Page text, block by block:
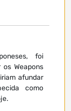
foi
Weapons
afundar
como